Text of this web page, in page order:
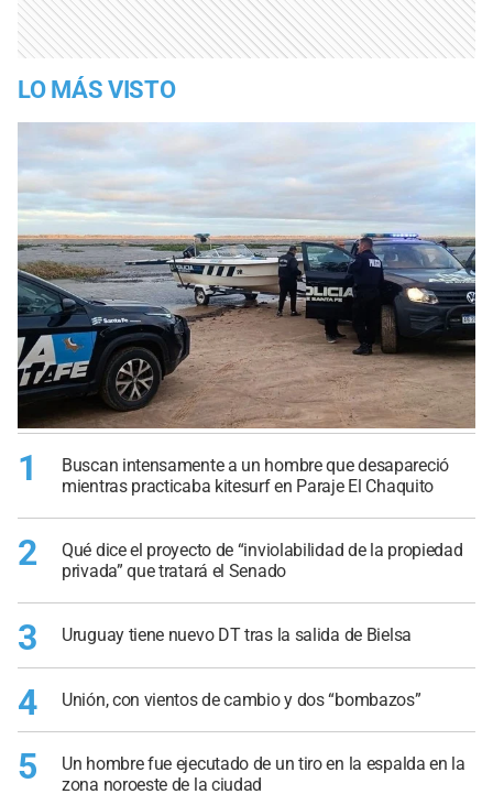
LO MÁS VISTO
1
Buscan intensamente a un hombre que desapareció
mientras practicaba kitesurf en Paraje El Chaquito
2
Qué dice el proyecto de “inviolabilidad de la propiedad
privada” que tratará el Senado
3 Uruguay tiene nuevo DT tras la salida de Bielsa
4 Unión, con vientos de cambio y dos “bombazos”
5
Un hombre fue ejecutado de un tiro en la espalda en la
zona noroeste de la ciudad